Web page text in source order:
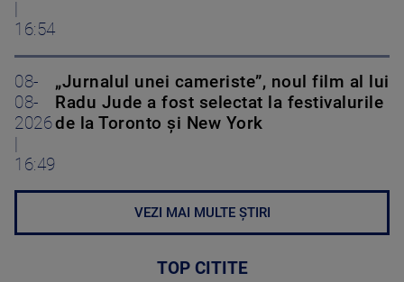
16:54
08-
08-
2026
16:49
„Jurnalul unei cameriste”, noul film al lui
Radu Jude a fost selectat la festivalurile
de la Toronto și New York
VEZI MAI MULTE ȘTIRI
TOP CITITE